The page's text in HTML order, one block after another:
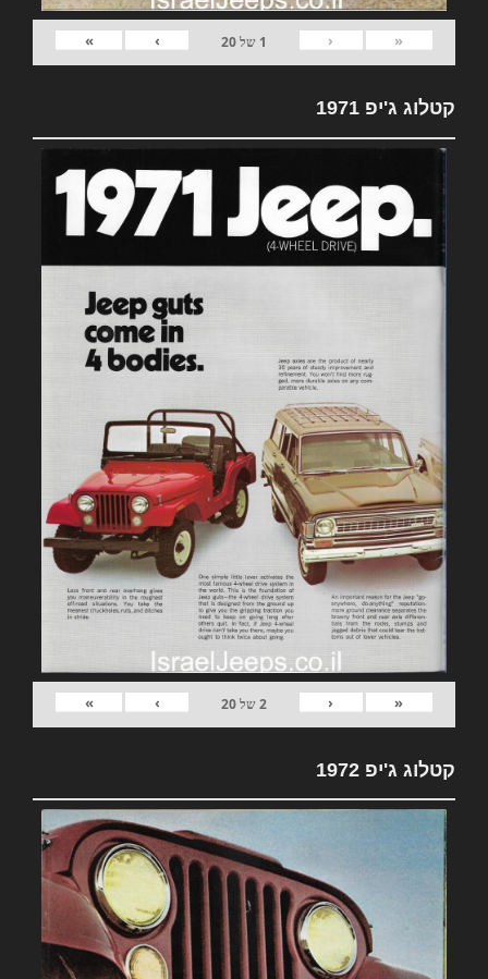
«
‹
1 של20
›
»
קטלוג ג'יפ 1971
«
‹
2של20
›
»
קטלוג ג'יפ 1972